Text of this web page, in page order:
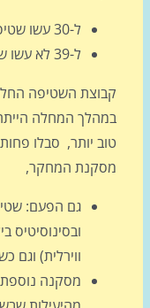
השטיפה החלימו מהר
המחלה הייתה טובה
יותר, סבלו פחות מאף
המחקר,
גם הפעם: שטיפות אף
ובסינוסיטיס בילדים,
ווירלית) וגם כשהרקע
מסקנה נוספת הייתה